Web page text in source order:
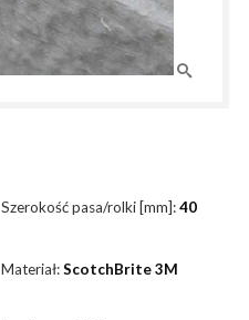
Szerokość pasa/rolki [mm]:40
Materiał:ScotchBrite 3M